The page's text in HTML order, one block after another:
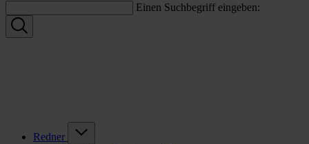
Einen Suchbegriff eingeben:
Redner